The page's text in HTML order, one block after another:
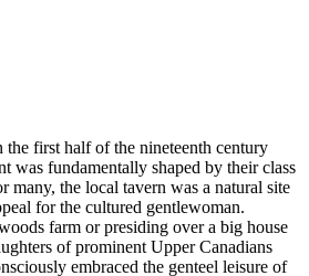
the first half of the nineteenth century
was fundamentally shaped by their class
many, the local tavern was a natural site
for the cultured gentlewoman.
farm or presiding over a big house
of prominent Upper Canadians
embraced the genteel leisure of